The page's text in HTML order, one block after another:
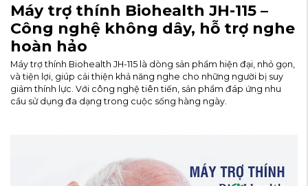
Máy trợ thính Biohealth JH-115 –
Công nghệ không dây, hỗ trợ nghe
hoàn hảo
Máy trợ thính Biohealth JH-115 là dòng sản phẩm hiện đại, nhỏ gọn,
và tiện lợi, giúp cải thiện khả năng nghe cho những người bị suy
giảm thính lực. Với công nghệ tiên tiến, sản phẩm đáp ứng nhu
cầu sử dụng đa dạng trong cuộc sống hàng ngày.